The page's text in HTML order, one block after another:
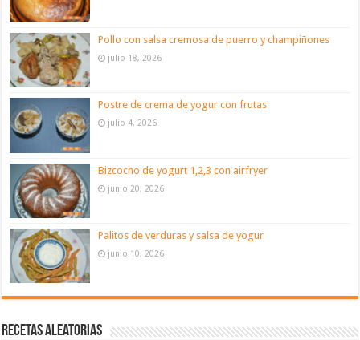
Pollo con salsa cremosa de puerro y champiñones
julio 18, 2026
Postre de crema de yogur con frutas
julio 4, 2026
Bizcocho de yogurt 1,2,3 con airfryer
junio 20, 2026
Palitos de verduras y salsa de yogur
junio 10, 2026
Recetas aleatorias